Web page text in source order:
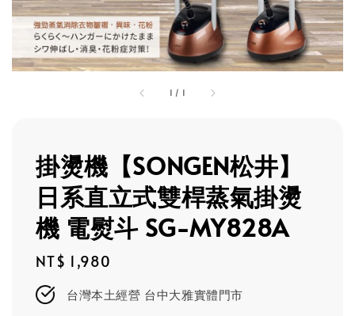
1 / 1
掛燙機【SONGEN松井】
日系直立式雙桿蒸氣掛燙
機 電熨斗 SG-MY828A
Regular
price
NT$ 1,980
台灣本土經營 台中大雅實體門市